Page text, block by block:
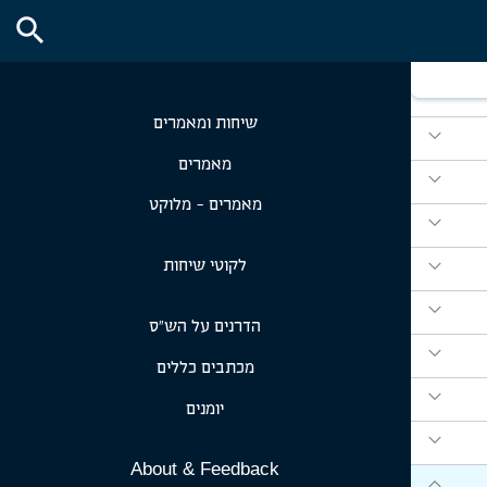
search
שיחות ומאמרים
מאמרים
מאמרים - מלוקט
לקוטי שיחות
הדרנים על הש״ס
מכתבים כללים
יומנים
About & Feedback
expand_more
expand_more
expand_more
expand_more
expand_more
expand_more
expand_more
expand_more
expand_more